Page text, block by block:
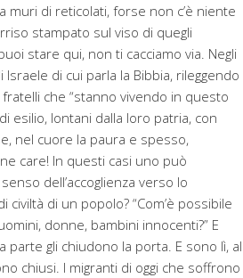
muri di reticolati, forse non c’è niente
stampato sul viso di quegli
stare qui, non ti cacciamo via. Negli
di cui parla la Bibbia, rileggendo
che “stanno vivendo in questo
esilio, lontani dalla loro patria, con
nel cuore la paura e spesso,
care! In questi casi uno può
dell’accoglienza verso lo
di un popolo? “Com’è possibile
donne, bambini innocenti?” E
gli chiudono la porta. E sono lì, al
chiusi. I migranti di oggi che soffrono